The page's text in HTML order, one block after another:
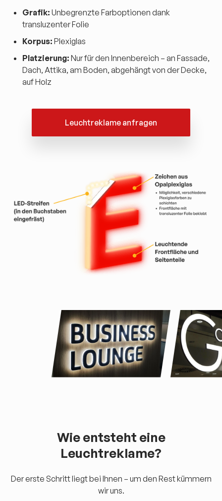
Grafik: Unbegrenzte Farboptionen dank
transluzenter Folie
Korpus: Plexiglas
Platzierung: Nur für den Innenbereich – an Fassade,
Dach, Attika, am Boden, abgehängt von der Decke,
auf Holz
Leuchtreklame anfragen
Wie entsteht eine
Leuchtreklame?
Der erste Schritt liegt bei Ihnen – um den Rest kümmern
wir uns.